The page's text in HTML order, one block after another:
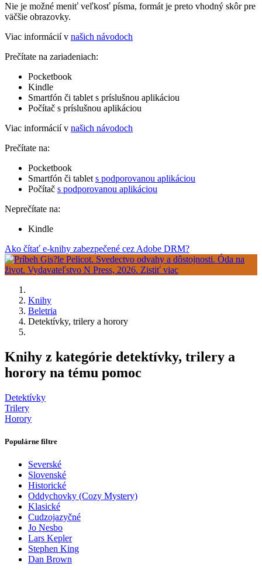
Nie je možné meniť veľkosť písma, formát je preto vhodný skôr pre
väčšie obrazovky.
Viac informácií v našich návodoch
Prečítate na zariadeniach:
Pocketbook
Kindle
Smartfón či tablet s príslušnou aplikáciou
Počítač s príslušnou aplikáciou
Viac informácií v našich návodoch
Prečítate na:
Pocketbook
Smartfón či tablet s podporovanou aplikáciou
Počítač s podporovanou aplikáciou
Neprečítate na:
Kindle
Ako čítať e-knihy zabezpečené cez Adobe DRM?
Knihy
Beletria
Detektívky, trilery a horory
Knihy z kategórie detektívky, trilery a
horory na tému pomoc
Detektívky
Trilery
Horory
Populárne filtre
Severské
Slovenské
Historické
Oddychovky (Cozy Mystery)
Klasické
Cudzojazyčné
Jo Nesbo
Lars Kepler
Stephen King
Dan Brown